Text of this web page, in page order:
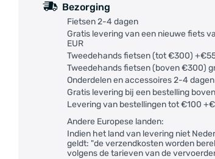
Bezorging
Fietsen 2-4 dagen
Gratis levering van een nieuwe fiets
EUR
Tweedehands fietsen (tot €300)
Tweedehands fietsen (boven €300)
Onderdelen en accessoires 2-4
Gratis levering bij een bestelling
Levering van bestellingen tot €100
Andere Europese landen:
Indien het land van levering niet
geldt: "de verzendkosten worden
volgens de tarieven van de